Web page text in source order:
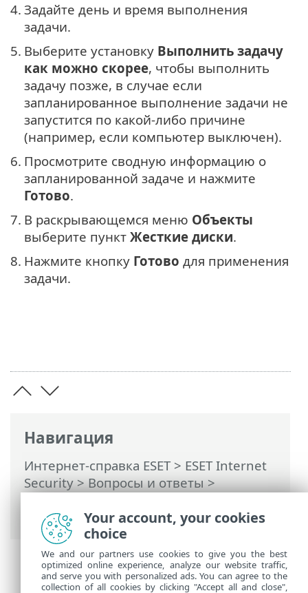
Навигация
Интернет-справка ESET> ESET Internet
Security>Вопросы и ответы>
сканирования компьютера
4. Задайте день и время выполнения
задачи.
5. Выберите установку Выполнить задачу
как можно скорее, чтобы выполнить
задачу позже, в случае если
запланированное выполнение задачи не
запустится по какой-либо причине
(например, если компьютер выключен).
6. Просмотрите сводную информацию о
запланированной задаче и нажмите
Готово.
7. В раскрывающемся меню Объекты
выберите пункт Жесткие диски.
8. Нажмите кнопку Готово для применения
задачи.
Your account, your cookies
choice
We and our partners use cookies to give you the best
optimized online experience, analyze our website traffic,
and serve you with personalized ads. You can agree to the
collection of all cookies by clicking "Accept all and close",